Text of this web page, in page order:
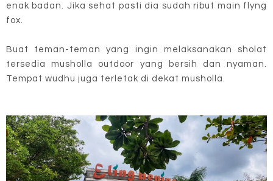
enak badan. Jika sehat pasti dia sudah ribut main flyng
fox.
Buat teman-teman yang ingin melaksanakan sholat
tersedia musholla outdoor yang bersih dan nyaman.
Tempat wudhu juga terletak di dekat musholla.